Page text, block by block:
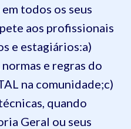
todos os seus
aos profissionais
e estagiários:a)
e regras do
na comunidade;c)
quando
Geral ou seus